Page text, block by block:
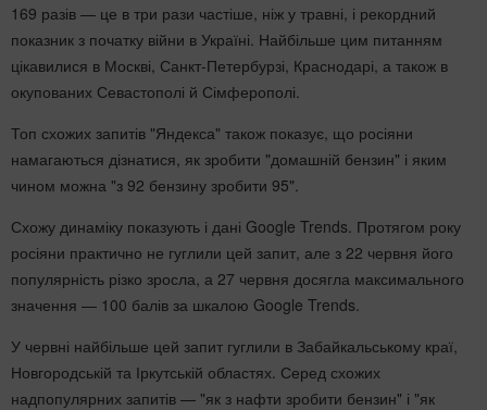
169 разів — це в три рази частіше, ніж у травні, і рекордний
показник з початку війни в Україні. Найбільше цим питанням
цікавилися в Москві, Санкт-Петербурзі, Краснодарі, а також в
окупованих Севастополі й Сімферополі.
Топ схожих запитів "Яндекса" також показує, що росіяни
намагаються дізнатися, як зробити "домашній бензин" і яким
чином можна "з 92 бензину зробити 95".
Схожу динаміку показують і дані Google Trends. Протягом року
росіяни практично не гуглили цей запит, але з 22 червня його
популярність різко зросла, а 27 червня досягла максимального
значення — 100 балів за шкалою Google Trends.
У червні найбільше цей запит гуглили в Забайкальському краї,
Новгородській та Іркутській областях. Серед схожих
надпопулярних запитів — "як з нафти зробити бензин" і "як